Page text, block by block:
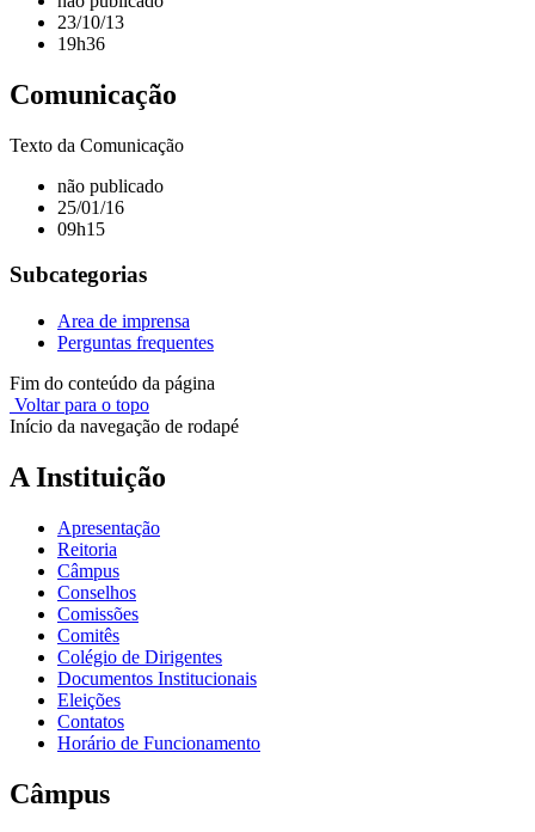
23/10/13
19h36
Comunicação
Texto da Comunicação
não publicado
25/01/16
09h15
Subcategorias
Area de imprensa
Perguntas frequentes
Fim do conteúdo da página
Voltar para o topo
Início da navegação de rodapé
A Instituição
Apresentação
Reitoria
Câmpus
Conselhos
Comissões
Comitês
Colégio de Dirigentes
Documentos Institucionais
Eleições
Contatos
Horário de Funcionamento
Câmpus